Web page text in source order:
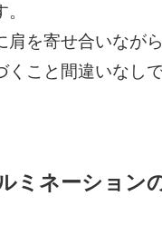
肩を寄せ合いなが
くこと間違いなしで
ミネーション